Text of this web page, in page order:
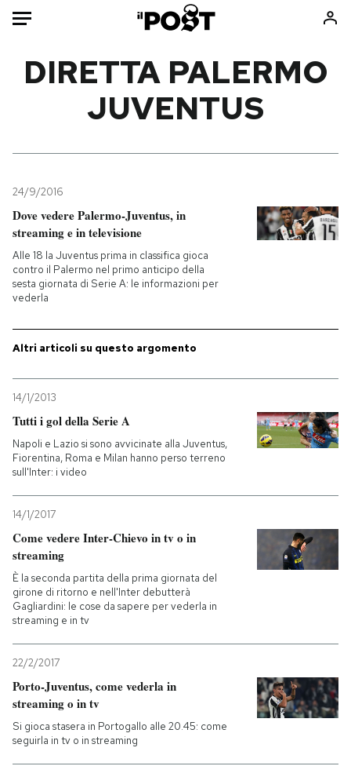
Mondo
Tecnologia
Internet
Cultura
Economia
Libri
Ok Boomer!
Europa
Altrecose
PODCAST
SHOP
CALENDARIO
AREA PERSONALE
DIRETTA PALERMO
JUVENTUS
24/9/2016
Dove vedere Palermo-Juventus, in
streaming e in televisione
Alle 18 la Juventus prima in classifica gioca
contro il Palermo nel primo anticipo della
sesta giornata di Serie A: le informazioni per
vederla
Altri articoli su questo argomento
14/1/2013
Tutti i gol della Serie A
Napoli e Lazio si sono avvicinate alla Juventus,
Fiorentina, Roma e Milan hanno perso terreno
sull'Inter: i video
14/1/2017
Come vedere Inter-Chievo in tv o in
streaming
È la seconda partita della prima giornata del
girone di ritorno e nell'Inter debutterà
Gagliardini: le cose da sapere per vederla in
streaming e in tv
22/2/2017
Porto-Juventus, come vederla in
streaming o in tv
Si gioca stasera in Portogallo alle 20.45: come
seguirla in tv o in streaming